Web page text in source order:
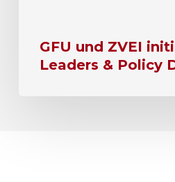
GFU und ZVEI
Leaders & Policy